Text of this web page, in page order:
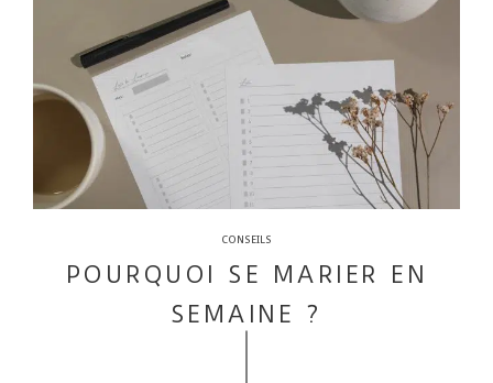
CONSEILS
POURQUOI SE MARIER EN
SEMAINE ?